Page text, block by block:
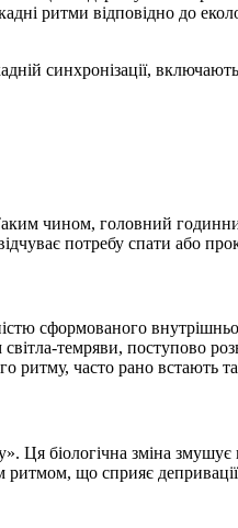
ритми відповідно до
синхронізації,
чином, головний
потребу спати або
сформованого
темряви, поступово
ритму, часто рано встають
біологічна зміна змушує
що сприяє